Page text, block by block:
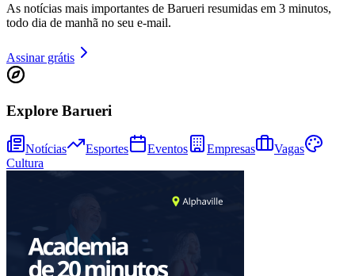
Goiás
As notícias mais importantes de Barueri resumidas em 3 minutos,
todo dia de manhã no seu e-mail.
Assinar grátis
Explore Barueri
Notícias Esportes Eventos Empresas
Vagas
Cultura